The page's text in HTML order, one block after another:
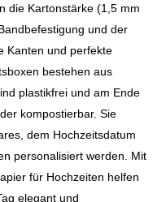
die Kartonstärke (1,5 mm
und der
Kanten und perfekte
bestehen aus
plastikfrei und am Ende
kompostierbar. Sie
dem Hochzeitsdatum
personalisiert werden. Mit
für Hochzeiten helfen
elegant und